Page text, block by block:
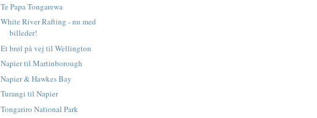
Te Papa Tongarewa
White River Rafting - nu med
billeder!
Et brøl på vej til Wellington
Napier til Martinborough
Napier & Hawkes Bay
Turangi til Napier
Tongariro National Park